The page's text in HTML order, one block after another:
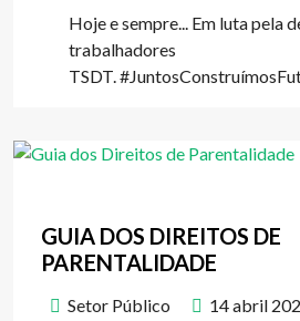
Hoje e sempre... Em luta pela
trabalhadores
TSDT.
GUIA DOS DIREITOS DE
PARENTALIDADE
Setor Público 14 abril